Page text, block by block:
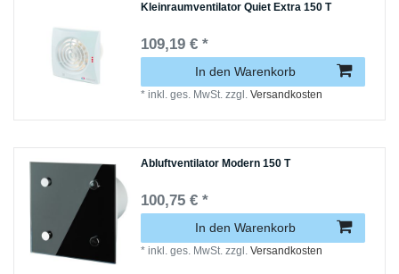
Kleinraumventilator Quiet Extra 150 T
109,19 € *
In den Warenkorb
*inkl. ges. MwSt. zzgl.Versandkosten
Abluftventilator Modern 150 T
100,75 € *
In den Warenkorb
*inkl. ges. MwSt. zzgl.Versandkosten